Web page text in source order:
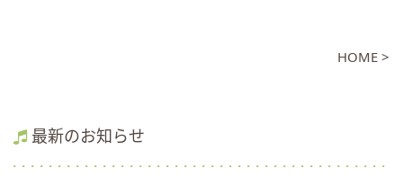
HOME >
最新のお知らせ